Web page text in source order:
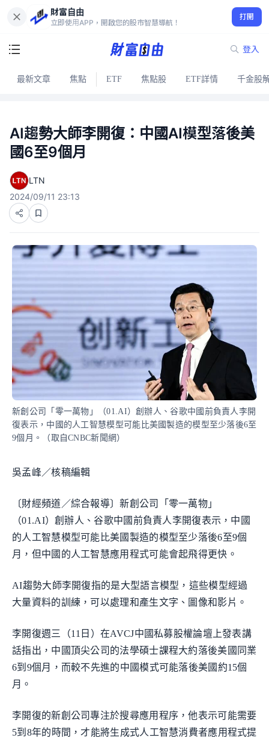
財富自由
立即使用APP，開啟您的股市智慧導航！
打開
登入
最新文章 焦點 ETF 焦點股 ETF詳情 千金股
AI趨勢大師李開復：中國AI模型落後美
國6至9個月
LTN
2024/09/11 23:13
新創公司「零一萬物」（01.AI）創辦人、谷歌中國前負責人李開
復表示，中國的人工智慧模型可能比美國製造的模型至少落後6至
9個月。（取自CNBC新聞網）
吳孟峰／核稿編輯
〔財經頻道／綜合報導〕新創公司「零一萬物」
（01.AI）創辦人、谷歌中國前負責人李開復表示，中國
的人工智慧模型可能比美國製造的模型至少落後6至9個
月，但中國的人工智慧應用程式可能會起飛得更快。
AI趨勢大師李開復指的是大型語言模型，這些模型經過
大量資料的訓練，可以處理和產生文字、圖像和影片。
李開復週三（11日）在AVCJ中國私募股權論壇上發表講
話指出，中國頂尖公司的法學碩士課程大約落後美國同業
6到9個月，而較不先進的中國模式可能落後美國約15個
月。
李開復的新創公司專注於搜尋應用程序，他表示可能需要
5到8年的時間，才能將生成式人工智慧消費者應用程式提